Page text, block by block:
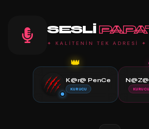
SESLI
✦ KALİTENİN TEK ADRESİ ✦
👑
K@r@ PenCe
KURUCU KURUCU